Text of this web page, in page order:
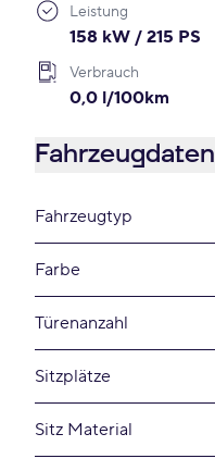
Leistung
158 kW / 215 PS
Verbrauch
0,0 l/100km
Fahrzeugdaten
Fahrzeugtyp
Farbe
Türenanzahl
Sitzplätze
Sitz Material